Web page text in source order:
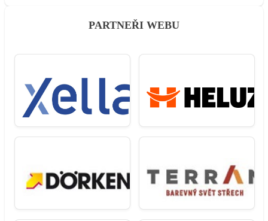
PARTNEŘI WEBU